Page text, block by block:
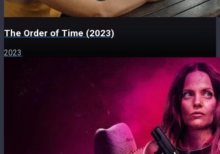
The Order of Time (2023)
2023